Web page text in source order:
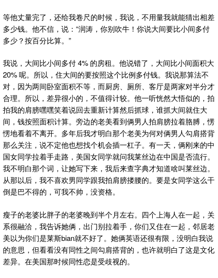
等他丈量完了，还给我卷尺的时候，我说，不用量我就能猜出相差
多少钱。他不信，说：“润涛，你别吹牛！你说大间要比小间多付
多少？按百分比算。”
我说，大间比小间多付 4% 的房租。他说错了，大间比小间面积大
20% 呢。所以，住大间的要按照这个比例多付钱。我说那算法不
对，因为两间卧室面积不等，而厨房、厕所、客厅是两家对半分才
合理。所以，差异很小的，不值得计较。他一听恍然大悟似的，拍
拍我的肩膀嘿嘿笑着说回去重新计算然后抓球，谁抓大间就住大
间，钱按照面积计算。旁边的老美看到俩男人拍肩膀拉着胳膊，愣
愣地看着不离开。多年后我才明白那个老美为何对俩男人勾肩搭背
那么关注，说不定他也想找个机会插一杠子。有一天，俩刚来的中
国女同学拉着手走路，美国女同学就问我莱丝边在中国是否流行。
我不明白那个词，让她写下来，我后来查字典才知道啥叫莱丝边。
从那以后，我不喜欢男同学跟我拍肩膀搂腰的。要是女同学这么干
倒是巴不得的，可我不帅，没资格。
瘦子的老婆比胖子的老婆晚到半个月左右。四个上海人在一起，关
系很融洽，我告诉她俩，出门别拉着手，你们又住在一起，邻居老
美以为你们是莱斯bian就不好了。她俩英语还很有限，没明白我说
的意思，但看看没有同性之间勾肩搭背的，也许就明白了这是文化
差异。在美国那时候同性恋是受歧视的。